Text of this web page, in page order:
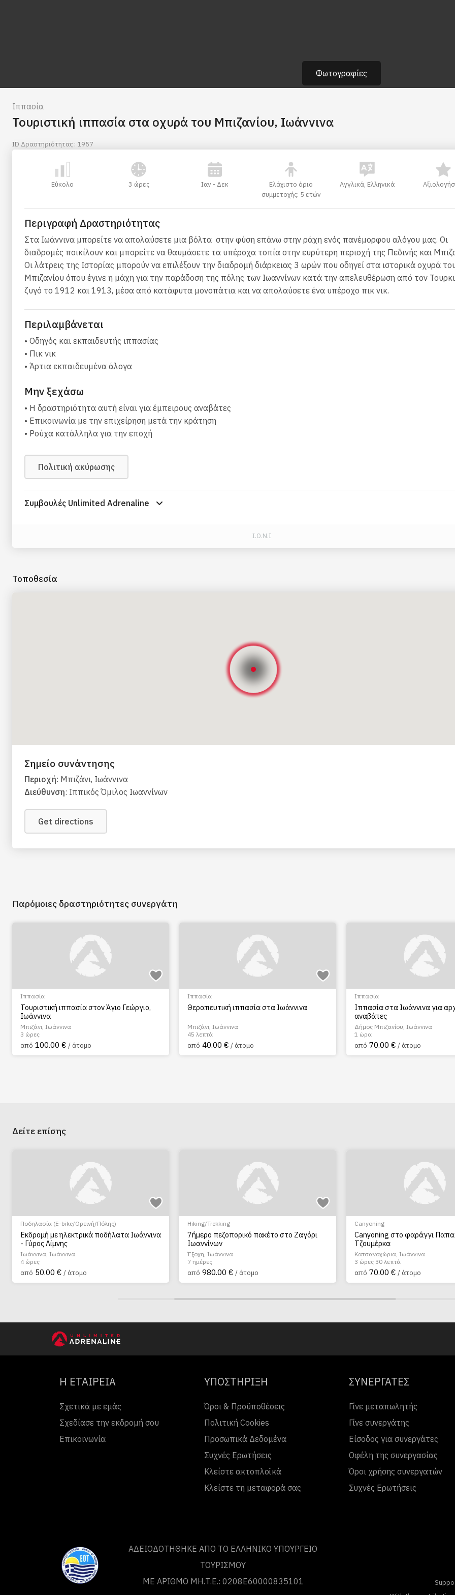
Φωτογραφίες
Ιππασία
Τουριστική ιππασία στα οχυρά του Μπιζανίου, Ιωάννινα
ID Δραστηριότητας : 1957
Εύκολο 3 ώρες Ιαν - Δεκ
Ελάχιστο όριο
συμμετοχής: 5 ετών
Αγγλικά, Ελληνικά
Περιγραφή Δραστηριότητας
Στα Ιωάννινα μπορείτε να απολαύσετε μια βόλτα στην φύση επάνω στην ράχη ενός πανέμορφου αλόγου μας. Οι
διαδρομές ποικίλουν και μπορείτε να θαυμάσετε τα υπέροχα τοπία στην ευρύτερη περιοχή της Πεδινής και
Οι λάτρεις της Ιστορίας μπορούν να επιλέξουν την διαδρομή διάρκειας 3 ωρών που οδηγεί στα ιστορικά οχυρά
Μπιζανίου όπου έγινε η μάχη για την παράδοση της πόλης των Ιωαννίνων κατά την απελευθέρωση από τον
ζυγό το 1912 και 1913, μέσα από κατάφυτα μονοπάτια και να απολαύσετε ένα υπέροχο πικ νικ.
Περιλαμβάνεται
• Οδηγός και εκπαιδευτής ιππασίας
• Πικ νικ
• Άρτια εκπαιδευμένα άλογα
Μην ξεχάσω
• Η δραστηριότητα αυτή είναι για έμπειρους αναβάτες
• Επικοινωνία με την επιχείρηση μετά την κράτηση
• Ρούχα κατάλληλα για την εποχή
Πολιτική ακύρωσης
Συμβουλές Unlimited Adrenaline
I.O.N.I
Τοποθεσία
Σημείο συνάντησης
Περιοχή: Μπιζάνι, Ιωάννινα
Διεύθυνση: Ιππικός Όμιλος Ιωαννίνων
Get directions
Παρόμοιες δραστηριότητες συνεργάτη
Ιππασία
Τουριστική ιππασία στον Άγιο Γεώργιο,
Ιωάννινα
Μπιζάνι, Ιωάννινα
3 ώρες
από 100.00 € / άτομο
Ιππασία
Θεραπευτική ιππασία στα Ιωάννινα
Μπιζάνι, Ιωάννινα
45 λεπτά
από 40.00 € / άτομο
Ιππασία
Ιππασία στα Ιωάννινα για
αναβάτες
Δήμος Μπιζανίου, Ιωάννινα
1 ώρα
από 70.00 € / άτομο
Δείτε επίσης
Ποδηλασία (E-bike/Ορεινή/Πόλης)
Εκδρομή με ηλεκτρικά ποδήλατα Ιωάννινα
- Γύρος Λίμνης
Ιωάννινα, Ιωάννινα
4 ώρες
από 50.00 € / άτομο
Hiking/Trekking
7ήμερο πεζοπορικό πακέτο στο Ζαγόρι
Ιωαννίνων
Έξοχη, Ιωάννινα
7 ημέρες
από 980.00 € / άτομο
Canyoning
Canyoning στο φαράγγι
Τζουμέρκα
Κατσανοχώρια, Ιωάννινα
3 ώρες 30 λεπτά
από 70.00 € / άτομο
Η ΕΤΑΙΡΕΙΑ
Σχετικά με εμάς
Σχεδίασε την εκδρομή σου
Επικοινωνία
ΥΠΟΣΤΗΡΙΞΗ
Όροι & Προϋποθέσεις
Πολιτική Cookies
Προσωπικά Δεδομένα
Συχνές Ερωτήσεις
Κλείστε ακτοπλοϊκά
Κλείστε τη μεταφορά σας
ΣΥΝΕΡΓΑΤΕΣ
Γίνε μεταπωλητής
Γίνε συνεργάτης
Είσοδος για συνεργάτες
Οφέλη της συνεργασίας
Όροι χρήσης συνεργατών
Συχνές Ερωτήσεις
ΑΔΕΙΟΔΟΤΗΘΗΚΕ ΑΠΟ ΤO ΕΛΛΗΝΙΚΟ ΥΠΟΥΡΓΕΙΟ
ΤΟΥΡΙΣΜΟΥ
ΜΕ ΑΡΙΘΜΟ ΜΗ.Τ.Ε.: 0208Ε60000835101